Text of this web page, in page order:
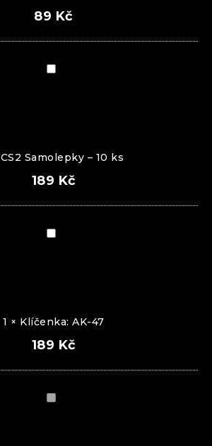
89 Kč
CS2 Samolepky – 10 ks
189 Kč
1 × Klíčenka: AK-47
189 Kč